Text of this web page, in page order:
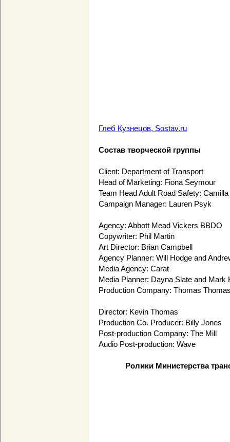
Глеб Кузнецов, Sostav.ru
Состав творческой группы
Client: Department of Transport
Head of Marketing: Fiona Seymour
Team Head Adult Road Safety:
Campaign Manager: Lauren Psyk
Agency: Abbott Mead Vickers BBDO
Copywriter: Phil Martin
Art Director: Brian Campbell
Agency Planner: Will Hodge and
Media Agency: Carat
Media Planner: Dayna Slate and Mark
Production Company: Thomas
Director: Kevin Thomas
Production Co. Producer: Billy Jones
Post-production Company: The Mill
Audio Post-production: Wave
Ролики Министерства